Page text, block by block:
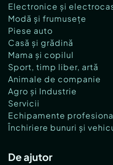
Electronice și
Modă și frumusețe
Piese auto
Casă și grădină
Mama și copilul
Sport, timp liber, artă
Animale de companie
Agro și Industrie
Servicii
Echipamente
Închiriere bunuri și
De ajutor